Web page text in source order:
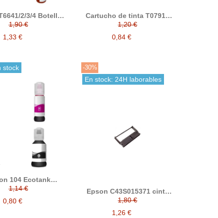
2/3/4 Botella
compatible
1,90 €
1,33 €
Cartucho de tinta T0791 /
T0792 / T0793 / T0794 /
T0795 / T0796 compatible
con epson
1,20 €
0,84 €
stock
104 Ecotank
de tinta
compatibles
1,14 €
0,80 €
-30%
En stock: 24H laborables
Epson C43S015371 cinta
matricial compatible
(ERC32)
1,80 €
1,26 €